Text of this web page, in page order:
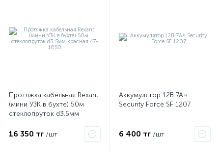
Протяжка кабельная Rexant
(мини УЗК в бухте) 50м
стеклопруток d3.5мм
16 350 тг /шт
Аккумулятор 12В 7А.ч
Security Force SF 1207
6 400 тг /шт